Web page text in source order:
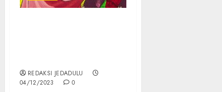
REDAKSI JEDADULU
04/12/2023
0